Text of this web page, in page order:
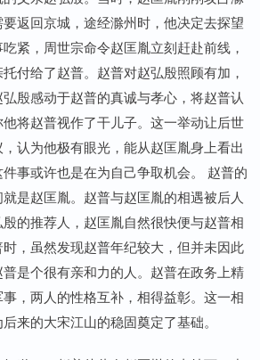
返回京城，途经滁州时，他决定去探望
紧，周世宗命令赵匡胤立刻赶赴前线，
付给了赵普。赵普对赵弘殷照顾有加，
殷感动于赵普的真诚与孝心，将赵普认
将赵普视作了干儿子。这一举动让后世
认为他极有眼光，能从赵匡胤身上看出
事或许也是在为自己争取机会。 赵普的
是赵匡胤。赵普与赵匡胤的相遇被后人
的推荐人，赵匡胤自然很快便与赵普相
，虽然发现赵普年纪较大，但并未因此
是个很有亲和力的人。赵普在政务上精
，两人的性格互补，相得益彰。这一相
来的大宋江山的稳固奠定了基础。